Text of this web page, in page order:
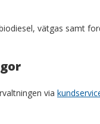
vätgas samt
via